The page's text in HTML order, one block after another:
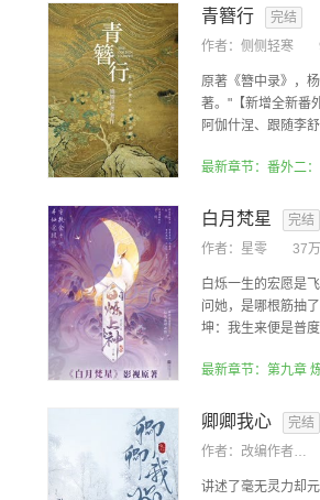
青簪行
完结
作者： 侧侧轻寒
原著《簪中录》，
著。"【新增全新番
阿伽什涅、跟随李
最新章节：番外二
白月梵星
完结
作者： 星零 37
白烁一生的宏愿是
问她，是哪根筋抽
坤：我生来便是普
最新章节：第九章
卿卿我心
完结
作者：
改编作者：嘉莹
讲述了毫无灵力却